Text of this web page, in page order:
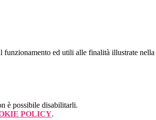
funzionamento ed utili alle finalità illustrate nella
è possibile disabilitarli.
POLICY.